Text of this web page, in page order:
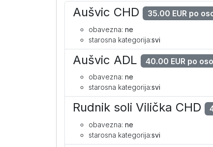
Aušvic CHD 35.00 EUR po
obavezna: ne
starosna kategorija:svi
Aušvic ADL 40.00 EUR po
obavezna: ne
starosna kategorija:svi
Rudnik soli Vilička CHD
obavezna: ne
starosna kategorija:svi